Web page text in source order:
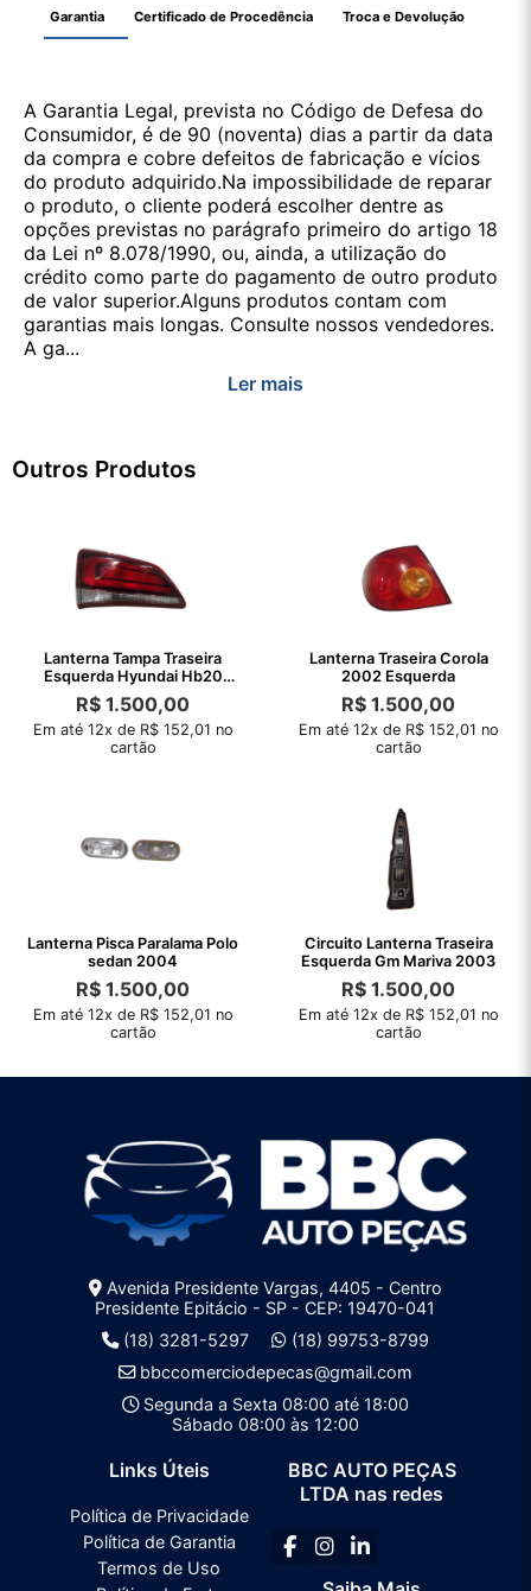
Garantia Certificado de Procedência Troca e Devolução
A Garantia Legal, prevista no Código de Defesa do
Consumidor, é de 90 (noventa) dias a partir da data
da compra e cobre defeitos de fabricação e vícios
do produto adquirido.Na impossibilidade de reparar
o produto, o cliente poderá escolher dentre as
opções previstas no parágrafo primeiro do artigo 18
da Lei nº 8.078/1990, ou, ainda, a utilização do
crédito como parte do pagamento de outro produto
de valor superior.Alguns produtos contam com
garantias mais longas. Consulte nossos vendedores.
A ga...
Ler mais
Outros Produtos
Lanterna Tampa Traseira
Esquerda Hyundai Hb20
2020 Detalhe
R$ 1.500,00
Em até 12x de R$ 152,01 no
cartão
Lanterna Traseira Corola
2002 Esquerda
R$ 1.500,00
Em até 12x de R$ 152,01 no
cartão
Lanterna Pisca Paralama Polo
sedan 2004
R$ 1.500,00
Em até 12x de R$ 152,01 no
cartão
Circuito Lanterna Traseira
Esquerda Gm Mariva 2003
R$ 1.500,00
Em até 12x de R$ 152,01 no
cartão
Avenida Presidente Vargas, 4405 - Centro
Presidente Epitácio - SP - CEP: 19470-041
(18) 3281-5297
(18) 99753-8799
bbccomerciodepecas@gmail.com
Segunda a Sexta 08:00 até 18:00
Sábado 08:00 às 12:00
Links Úteis
Política de Privacidade
Política de Garantia
Termos de Uso
BBC AUTO PEÇAS
LTDA nas redes